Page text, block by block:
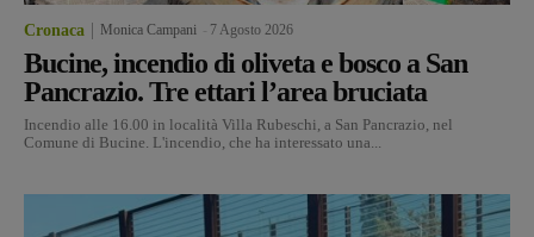
Cronaca Monica Campani 7 Agosto 2026
Bucine, incendio di oliveta e bosco a San
Pancrazio. Tre ettari l’area bruciata
Incendio alle 16.00 in località Villa Rubeschi, a San Pancrazio, nel
Comune di Bucine. L'incendio, che ha interessato una...